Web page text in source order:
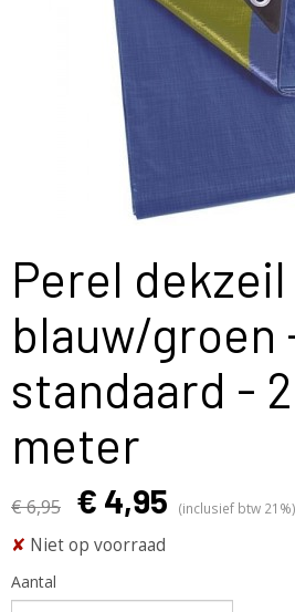
Perel
blauw/groen
standaard -
meter
€ 6,95 € 4,95 (inclusief btw 21%)
✘ Niet op voorraad
Aantal